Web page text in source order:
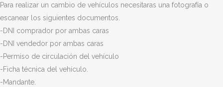
Para realizar un cambio de vehículos necesitaras una fotografía o
escanear los siguientes documentos.
-DNI comprador por ambas caras
-DNI vendedor por ambas caras
-Permiso de circulación del vehículo
-Ficha técnica del vehículo.
-Mandante.